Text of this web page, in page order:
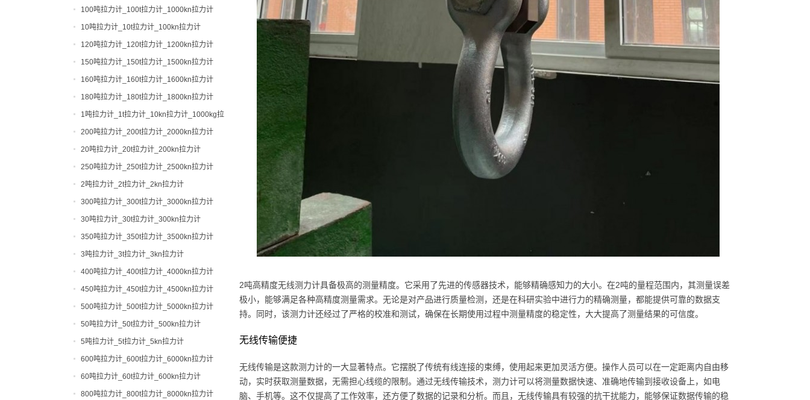
2吨高精度无线测力计具备极高的测量精度。它采用了先进的传感器技术，能够精确感知力的大小。在2吨的量程范围内，其测量误差
极小，能够满足各种高精度测量需求。无论是对产品进行质量检测，还是在科研实验中进行力的精确测量，都能提供可靠的数据支
持。同时，该测力计还经过了严格的校准和测试，确保在长期使用过程中测量精度的稳定性，大大提高了测量结果的可信度。
无线传输便捷
无线传输是这款测力计的一大显著特点。它摆脱了传统有线连接的束缚，使用起来更加灵活方便。操作人员可以在一定距离内自由移
动，实时获取测量数据，无需担心线缆的限制。通过无线传输技术，测力计可以将测量数据快速、准确地传输到接收设备上，如电
脑、手机等。这不仅提高了工作效率，还方便了数据的记录和分析。而且，无线传输具有较强的抗干扰能力，能够保证数据传输的稳
计
100吨拉力计_100t拉力计_1000kn拉力计
10吨拉力计_10t拉力计_100kn拉力计
120吨拉力计_120t拉力计_1200kn拉力计
150吨拉力计_150t拉力计_1500kn拉力计
160吨拉力计_160t拉力计_1600kn拉力计
180吨拉力计_180t拉力计_1800kn拉力计
1吨拉力计_1t拉力计_10kn拉力计_1000kg拉
力计
200吨拉力计_200t拉力计_2000kn拉力计
20吨拉力计_20t拉力计_200kn拉力计
250吨拉力计_250t拉力计_2500kn拉力计
2吨拉力计_2t拉力计_2kn拉力计
300吨拉力计_300t拉力计_3000kn拉力计
30吨拉力计_30t拉力计_300kn拉力计
350吨拉力计_350t拉力计_3500kn拉力计
3吨拉力计_3t拉力计_3kn拉力计
400吨拉力计_400t拉力计_4000kn拉力计
450吨拉力计_450t拉力计_4500kn拉力计
500吨拉力计_500t拉力计_5000kn拉力计
50吨拉力计_50t拉力计_500kn拉力计
5吨拉力计_5t拉力计_5kn拉力计
600吨拉力计_600t拉力计_6000kn拉力计
60吨拉力计_60t拉力计_600kn拉力计
800吨拉力计_800t拉力计_8000kn拉力计